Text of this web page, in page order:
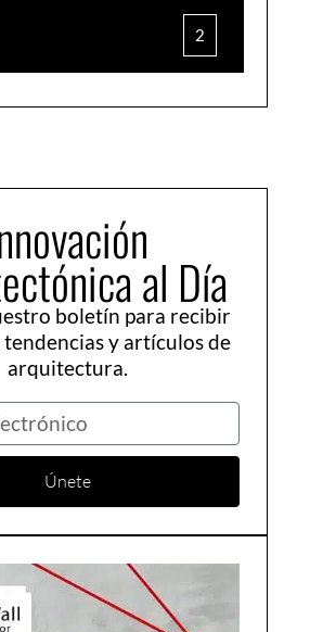
2
al Día
boletín para recibir
tendencias y artículos de
arquitectura.
Únete